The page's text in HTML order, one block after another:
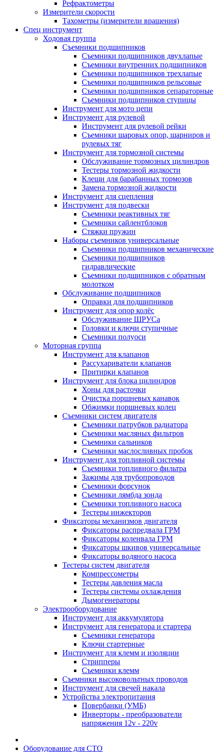
Рефрактометры
Измерители скорости
Тахометры (измерители вращения)
Спец инструмент
Ходовая группа
Съемники подшипников
Съемники подшипников двухлапые
Съемники внутренних подшипников
Съемники подшипников трехлапые
Съемники подшипников рельсовые
Съемники подшипников сепараторные
Съемники подшипников ступицы
Инструмент для мото цепи
Инструмент для рулевой
Инструмент для рулевой рейки
Съемники шаровых опор, шарниров и
рулевых тяг
Инструмент для тормозной системы
Обслуживание тормозных цилиндров
Тестеры тормозной жидкости
Клещи для барабанных тормозов
Замена тормозной жидкости
Инструмент для сцепления
Инструмент для подвески
Съемники реактивных тяг
Съемники сайлентблоков
Стяжки пружин
Наборы съемников универсальные
Съемники подшипников механические
Съемники подшипников
гидравлические
Съемники подшипников с обратным
молотком
Обслуживание подшипников
Оправки для подшипников
Инструмент для опор колёс
Обслуживание ШРУСа
Головки и ключи ступичные
Съемники полуоси
Моторная группа
Инструмент для клапанов
Рассухариватели клапанов
Притирки клапанов
Инструмент для блока цилиндров
Хоны для расточки
Очистка поршневых канавок
Обжимки поршневых колец
Съемники систем двигателя
Съемники патрубков радиатора
Съемники масляных фильтров
Съемники сальников
Съемники маслосливных пробок
Инструмент для топливной системы
Съемники топливного фильтра
Зажимы для трубопроводов
Съемники форсунок
Съемники лямбда зонда
Съемники топливного насоса
Тестеры инжекторов
Фиксаторы механизмов двигателя
Фиксаторы распредвала ГРМ
Фиксаторы коленвала ГРМ
Фиксаторы шкивов универсальные
Фиксаторы водяного насоса
Тестеры систем двигателя
Компрессометры
Тестеры давления масла
Тестеры системы охлаждения
Дымогенераторы
Электрооборудование
Инструмент для аккумулятора
Инструмент для генератора и стартера
Съемники генератора
Ключи стартерные
Инструмент для клемм и изоляции
Стрипперы
Съемники клемм
Съемники высоковольтных проводов
Инструмент для свечей накала
Устройства электропитания
Повербанки (УМБ)
Инверторы - преобразователи
напряжения 12v - 220v
Оборудование для СТО